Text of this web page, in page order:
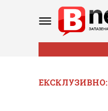
ЕКСКЛУЗИВНО: